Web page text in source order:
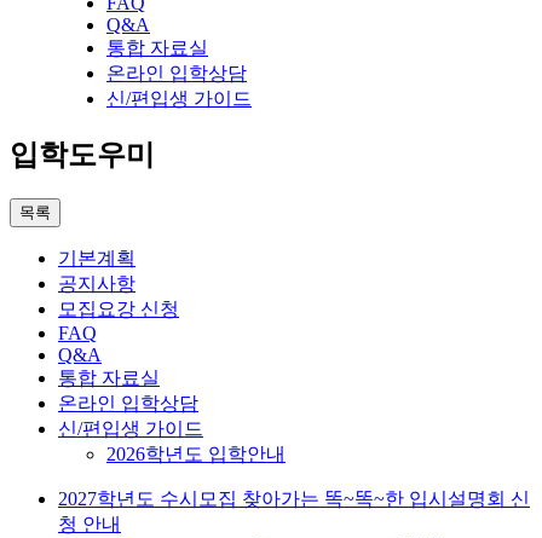
Q&A
통합 자료실
온라인 입학상담
신/편입생 가이드
입학도우미
목록
기본계획
공지사항
모집요강 신청
FAQ
Q&A
통합 자료실
온라인 입학상담
신/편입생 가이드
2026학년도 입학안내
2027학년도 수시모집 찾아가는 똑~똑~한 입시설명회 신
청 안내